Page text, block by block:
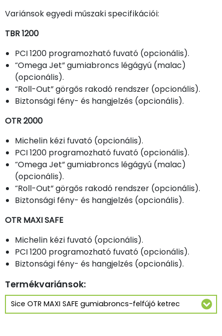
Variánsok egyedi műszaki specifikációi:
TBR 1200
PCI 1200 programozható fuvató (opcionális).
“Omega Jet” gumiabroncs légágyú (malac)
(opcionális).
“Roll-Out” görgős rakodó rendszer (opcionális).
Biztonsági fény- és hangjelzés (opcionális).
OTR 2000
Michelin kézi fuvató (opcionális).
PCI 1200 programozható fuvató (opcionális).
“Omega Jet” gumiabroncs légágyú (malac)
(opcionális).
“Roll-Out” görgős rakodó rendszer (opcionális).
Biztonsági fény- és hangjelzés (opcionális).
OTR MAXI SAFE
Michelin kézi fuvató (opcionális).
PCI 1200 programozható fuvató (opcionális).
Biztonsági fény- és hangjelzés (opcionális).
Termékvariánsok: